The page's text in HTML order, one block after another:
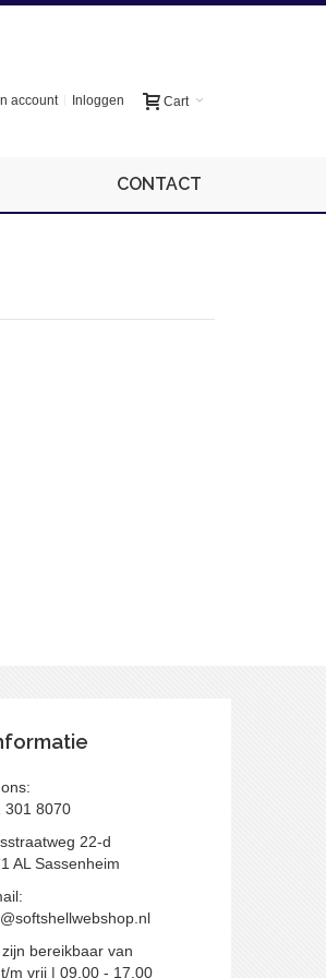
Cart
account Inloggen
CONTACT
301 8070
22-d
AL Sassenheim
bereikbaar van
m vrij | 09.00 - 17.00